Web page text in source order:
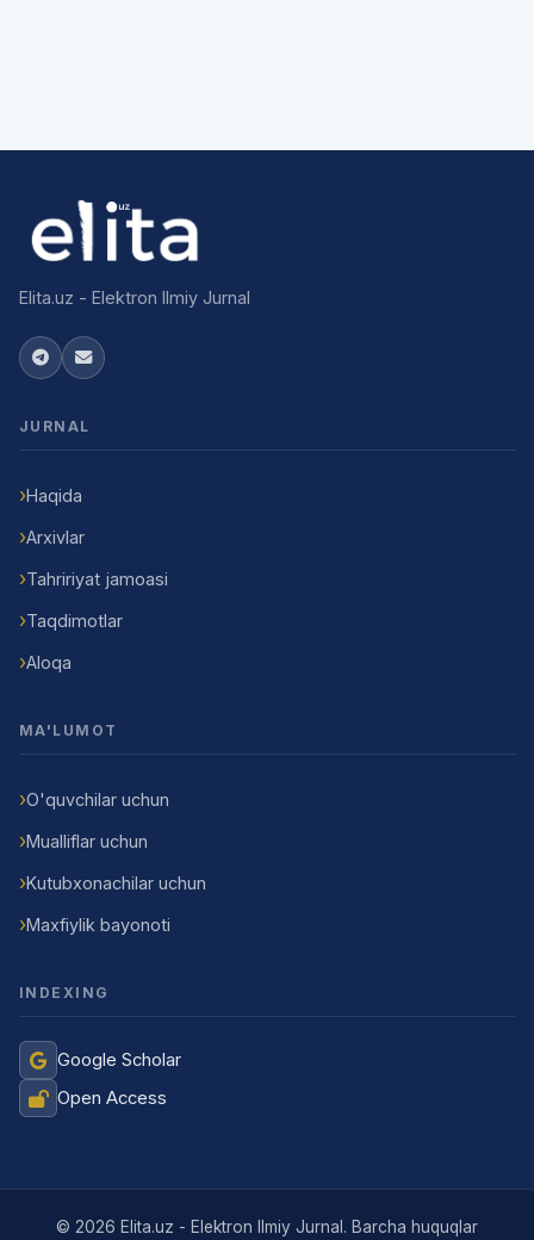
Elita.uz - Elektron Ilmiy Jurnal
JURNAL
Haqida
Arxivlar
Tahririyat jamoasi
Taqdimotlar
Aloqa
MA'LUMOT
O'quvchilar uchun
Mualliflar uchun
Kutubxonachilar uchun
Maxfiylik bayonoti
INDEXING
Google Scholar
Open Access
© 2026 Elita.uz - Elektron Ilmiy Jurnal. Barcha huquqlar